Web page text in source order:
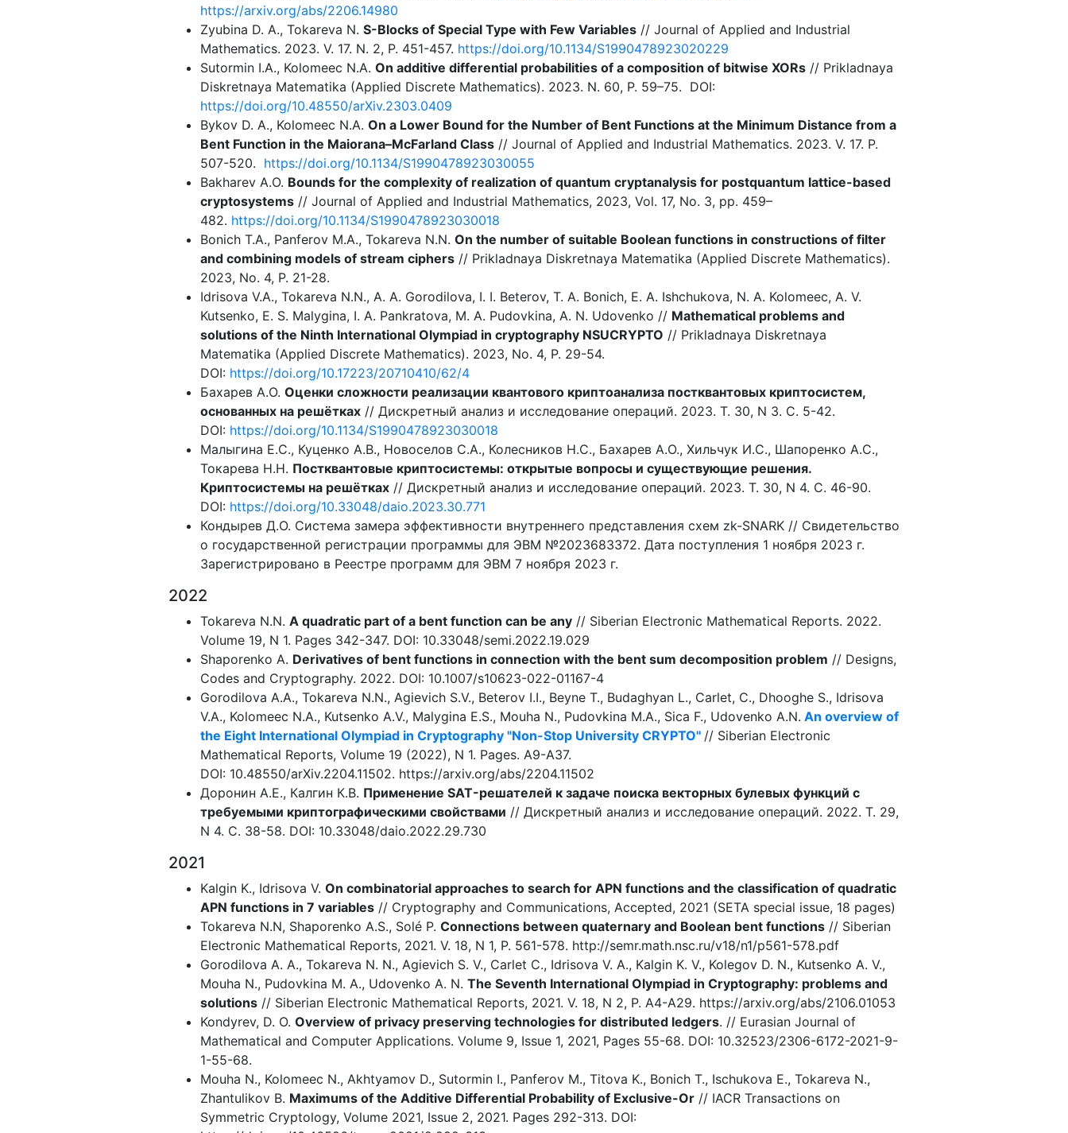
https://arxiv.org/abs/2206.14980
Zyubina D. A., Tokareva N. S-Blocks of Special Type with Few Variables // Journal of Applied and Industrial
Mathematics. 2023. V. 17. N. 2, P. 451-457. https://doi.org/10.1134/S1990478923020229
Sutormin I.A., Kolomeec N.A. On additive differential probabilities of a composition of bitwise XORs // Prikladnaya
Diskretnaya Matematika (Applied Discrete Mathematics). 2023. N. 60, P. 59–75. DOI:
https://doi.org/10.48550/arXiv.2303.0409
Bykov D. A., Kolomeec N.A. On a Lower Bound for the Number of Bent Functions at the Minimum Distance from a
Bent Function in the Maiorana–McFarland Class // Journal of Applied and Industrial Mathematics. 2023. V. 17. P.
507-520. https://doi.org/10.1134/S1990478923030055
Bakharev A.O. Bounds for the complexity of realization of quantum cryptanalysis for postquantum lattice-based
cryptosystems // Journal of Applied and Industrial Mathematics, 2023, Vol. 17, No. 3, pp. 459–
482. https://doi.org/10.1134/S1990478923030018
Bonich T.A., Panferov M.A., Tokareva N.N. On the number of suitable Boolean functions in constructions of filter
and combining models of stream ciphers // Prikladnaya Diskretnaya Matematika (Applied Discrete Mathematics).
2023, No. 4, P. 21-28.
Idrisova V.A., Tokareva N.N., A. A. Gorodilova, I. I. Beterov, T. A. Bonich, E. A. Ishchukova, N. A. Kolomeec, A. V.
Kutsenko, E. S. Malygina, I. A. Pankratova, M. A. Pudovkina, A. N. Udovenko // Mathematical problems and
solutions of the Ninth International Olympiad in cryptography NSUCRYPTO // Prikladnaya Diskretnaya
Matematika (Applied Discrete Mathematics). 2023, No. 4, P. 29-54.
DOI: https://doi.org/10.17223/20710410/62/4
Бахарев А.О. Оценки сложности реализации квантового криптоанализа постквантовых криптосистем,
основанных на решётках // Дискретный анализ и исследование операций. 2023. Т. 30, N 3. С. 5-42.
DOI: https://doi.org/10.1134/S1990478923030018
Малыгина Е.С., Куценко А.В., Новоселов С.А., Колесников Н.С., Бахарев А.О., Хильчук И.С., Шапоренко А.С.,
Токарева Н.Н. Постквантовые криптосистемы: открытые вопросы и существующие решения.
Криптосистемы на решётках // Дискретный анализ и исследование операций. 2023. Т. 30, N 4. С. 46-90.
DOI: https://doi.org/10.33048/daio.2023.30.771
Кондырев Д.О. Система замера эффективности внутреннего представления схем zk-SNARK // Свидетельство
о государственной регистрации программы для ЭВМ №2023683372. Дата поступления 1 ноября 2023 г.
Зарегистрировано в Реестре программ для ЭВМ 7 ноября 2023 г.
2022
Tokareva N.N. A quadratic part of a bent function can be any // Siberian Electronic Mathematical Reports. 2022.
Volume 19, N 1. Pages 342-347. DOI: 10.33048/semi.2022.19.029
Shaporenko A. Derivatives of bent functions in connection with the bent sum decomposition problem // Designs,
Codes and Cryptography. 2022. DOI: 10.1007/s10623-022-01167-4
Gorodilova A.A., Tokareva N.N., Agievich S.V., Beterov I.I., Beyne T., Budaghyan L., Carlet, C., Dhooghe S., Idrisova
V.A., Kolomeec N.A., Kutsenko A.V., Malygina E.S., Mouha N., Pudovkina M.A., Sica F., Udovenko A.N. An overview of
the Eight International Olympiad in Cryptography "Non-Stop University CRYPTO'' // Siberian Electronic
Mathematical Reports, Volume 19 (2022), N 1. Pages. А9-А37.
DOI: 10.48550/arXiv.2204.11502. https://arxiv.org/abs/2204.11502
Доронин А.Е., Калгин К.В. Применение SAT-решателей к задаче поиска векторных булевых функций с
требуемыми криптографическими свойствами // Дискретный анализ и исследование операций. 2022. Т. 29,
N 4. С. 38-58. DOI: 10.33048/daio.2022.29.730
2021
Kalgin K., Idrisova V. On combinatorial approaches to search for APN functions and the classification of quadratic
APN functions in 7 variables // Cryptography and Communications, Accepted, 2021 (SETA special issue, 18 pages)
Tokareva N.N, Shaporenko A.S., Solé P. Connections between quaternary and Boolean bent functions // Siberian
Electronic Mathematical Reports, 2021. V. 18, N 1, P. 561-578. http://semr.math.nsc.ru/v18/n1/p561-578.pdf
Gorodilova A. A., Tokareva N. N., Agievich S. V., Carlet C., Idrisova V. A., Kalgin K. V., Kolegov D. N., Kutsenko A. V.,
Mouha N., Pudovkina M. A., Udovenko A. N. The Seventh International Olympiad in Cryptography: problems and
solutions // Siberian Electronic Mathematical Reports, 2021. V. 18, N 2, P. А4-А29. https://arxiv.org/abs/2106.01053
Kondyrev, D. O. Overview of privacy preserving technologies for distributed ledgers. // Eurasian Journal of
Mathematical and Computer Applications. Volume 9, Issue 1, 2021, Pages 55-68. DOI: 10.32523/2306-6172-2021-9-
1-55-68.
Mouha N., Kolomeec N., Akhtyamov D., Sutormin I., Panferov M., Titova K., Bonich T., Ischukova E., Tokareva N.,
Zhantulikov B. Maximums of the Additive Differential Probability of Exclusive-Or // IACR Transactions on
Symmetric Cryptology, Volume 2021, Issue 2, 2021. Pages 292-313. DOI: